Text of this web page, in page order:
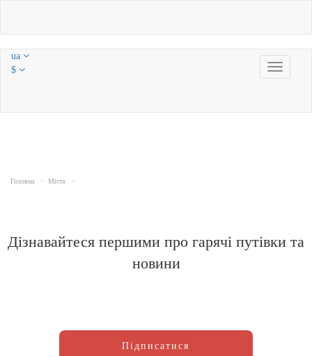
Toggle
ua
$
Головна Міста
Дізнавайтеся першими про гарячі путівки та
новини
Підписатися